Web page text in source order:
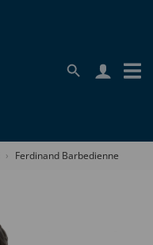
Ferdinand Barbedienne